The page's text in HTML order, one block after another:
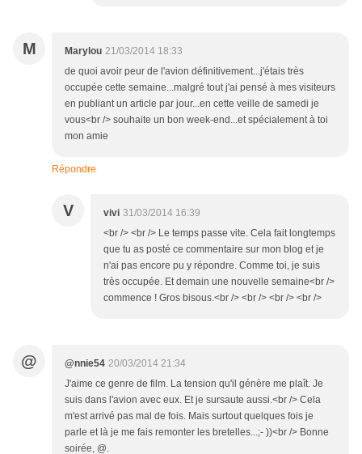
M Marylou 21/03/2014 18:33
de quoi avoir peur de l'avion définitivement...j'étais très
occupée cette semaine...malgré tout j'ai pensé à mes visiteurs
en publiant un article par jour...en cette veille de samedi je
vous<br /> souhaite un bon week-end...et spécialement à toi
mon amie
Répondre
V vivi 31/03/2014 16:39
<br /> <br /> Le temps passe vite. Cela fait longtemps
que tu as posté ce commentaire sur mon blog et je
n'ai pas encore pu y répondre. Comme toi, je suis
très occupée. Et demain une nouvelle semaine<br />
commence ! Gros bisous.<br /> <br /> <br /> <br />
@ @nnie54 20/03/2014 21:34
J'aime ce genre de film. La tension qu'il génère me plaît. Je
suis dans l'avion avec eux. Et je sursaute aussi.<br /> Cela
m'est arrivé pas mal de fois. Mais surtout quelques fois je
parle et là je me fais remonter les bretelles...;- ))<br /> Bonne
soirée, @.